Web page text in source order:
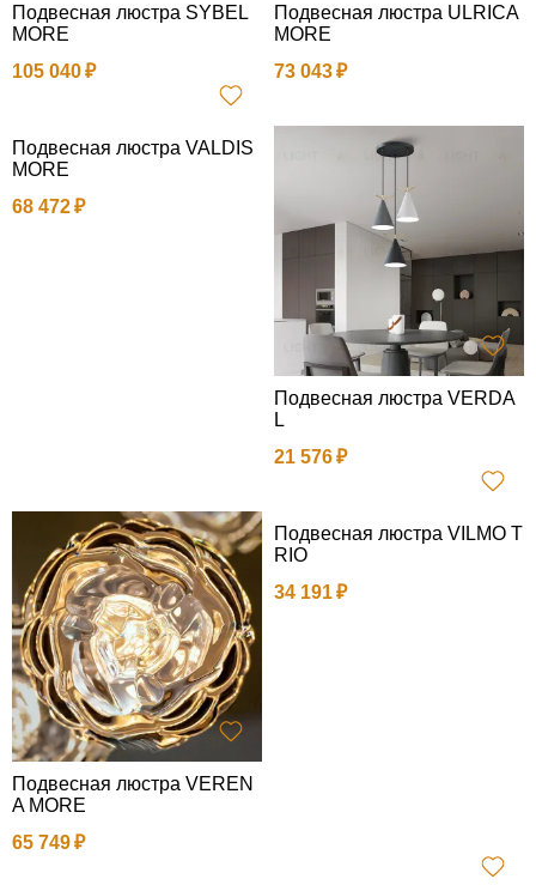
Подвесная люстра SYBEL
MORE
105 040
Подвесная люстра ULRICA
MORE
73 043
Подвесная люстра VALDIS
MORE
68 472
Подвесная люстра VERDA
L
21 576
Подвесная люстра VEREN
A MORE
65 749
Подвесная люстра VILMO T
RIO
34 191